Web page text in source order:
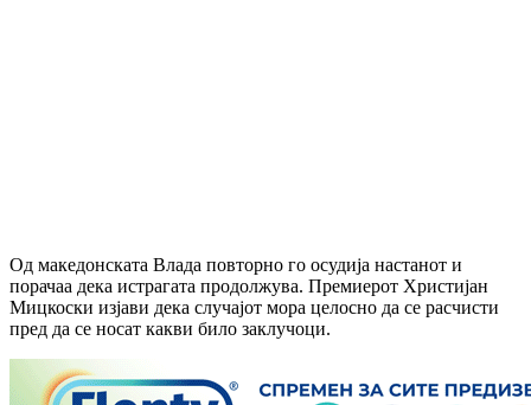
Од македонската Влада повторно го осудија настанот и
порачаа дека истрагата продолжува. Премиерот Христијан
Мицкоски изјави дека случајот мора целосно да се расчисти
пред да се носат какви било заклучоци.